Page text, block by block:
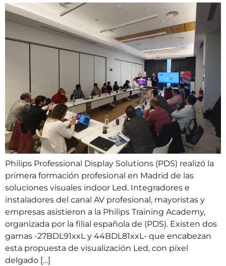
Philips Professional Display Solutions (PDS) realizó la
primera formación profesional en Madrid de las
soluciones visuales indoor Led. Integradores e
instaladores del canal AV profesional, mayoristas y
empresas asistieron a la Philips Training Academy,
organizada por la filial española de (PDS). Existen dos
gamas -27BDL91xxL y 44BDL81xxL- que encabezan
esta propuesta de visualización Led, con píxel
delgado […]